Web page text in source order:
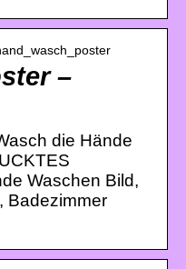
–
die Hände
Waschen Bild,
Badezimmer